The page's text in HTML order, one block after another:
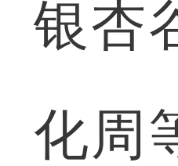
银杏
化周